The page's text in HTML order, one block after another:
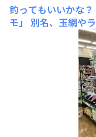
釣ってもいいかな？
モ」 別名、玉網や
なみにここから長
うメリットは釣れ
れたり、糸が切れ
いあげることが出